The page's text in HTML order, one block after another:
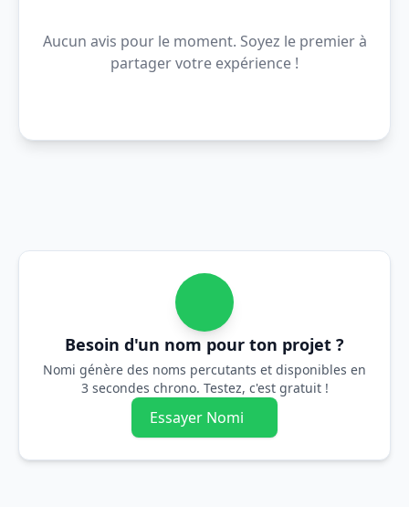
Aucun avis pour le moment. Soyez le premier à
partager votre expérience !
Besoin d'un nom pour ton projet ?
Nomi génère des noms percutants et disponibles en
3 secondes chrono. Testez, c'est gratuit !
Essayer Nomi